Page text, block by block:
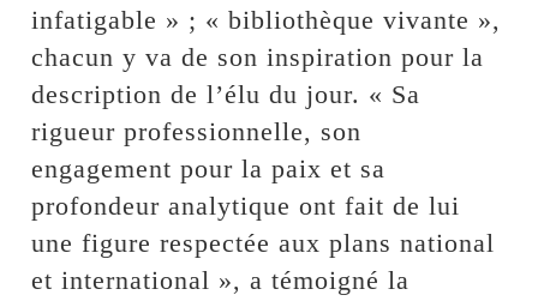
infatigable » ; « bibliothèque vivante »,
chacun y va de son inspiration pour la
description de l’élu du jour. « Sa
rigueur professionnelle, son
engagement pour la paix et sa
profondeur analytique ont fait de lui
une figure respectée aux plans national
et international », a témoigné la